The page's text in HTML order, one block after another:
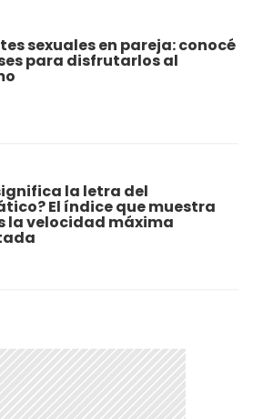
sexuales en pareja: conocé
para disfrutarlos al
la letra del
El índice que muestra
la velocidad máxima